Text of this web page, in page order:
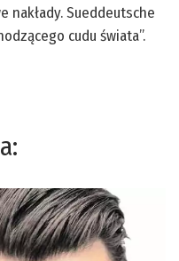
nakłady. Sueddeutsche
cudu świata”.